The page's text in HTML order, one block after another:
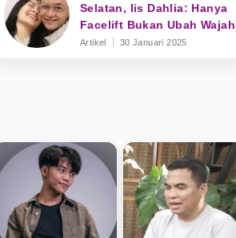
Selatan, Iis Dahlia: Hanya
Facelift Bukan Ubah Wajah
Artikel 30 Januari 2025